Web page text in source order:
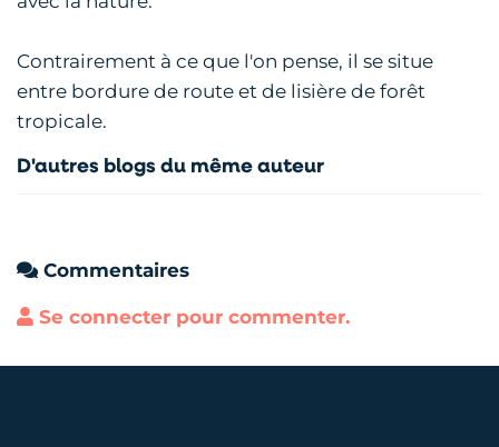
Contrairement à ce que l'on pense, il se situe
entre bordure de route et de lisière de forêt
tropicale.
D'autres blogs du même auteur
Commentaires
Se connecter pour commenter.